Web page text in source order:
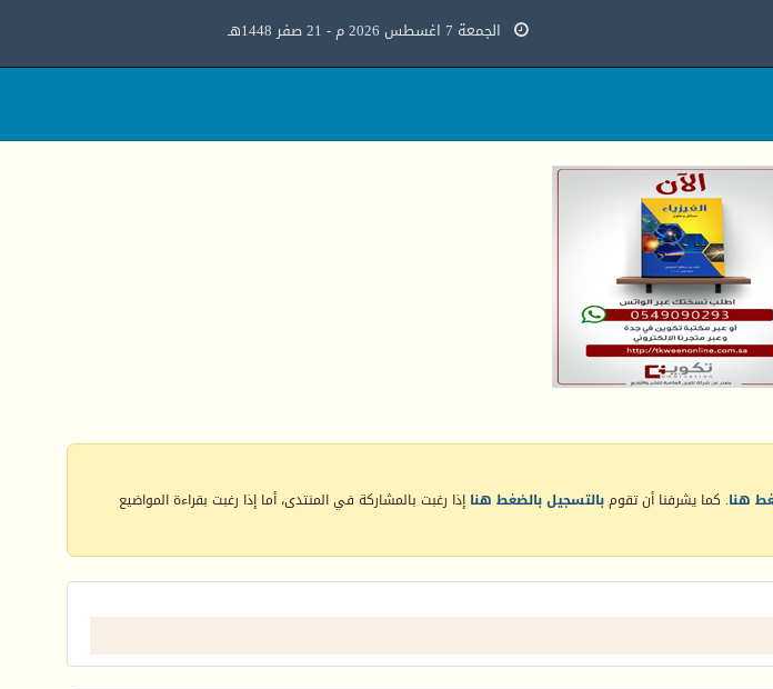
الجمعة 7 اغسطس 2026 م - 21 صفر 1448هـ
هنا. كما يشرفنا أن تقومبالتسجيل بالضغط هنا إذا رغبت بالمشاركة في المنتدى، أما إذا رغبت بقراءة المواضيع